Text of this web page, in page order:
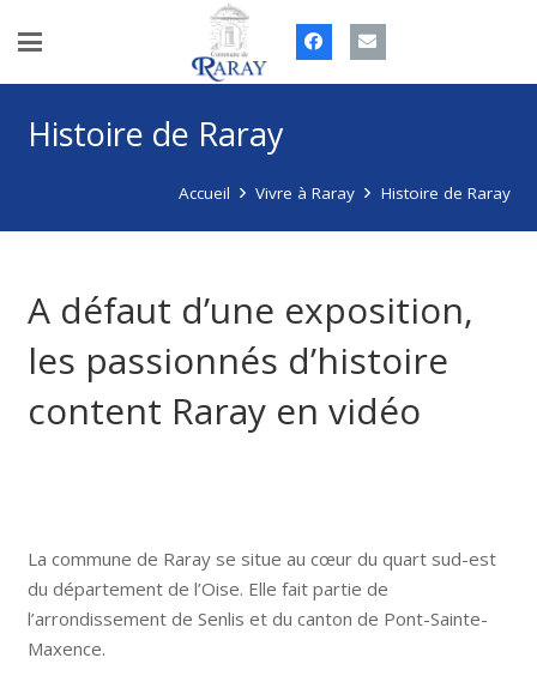
Histoire de Raray
Accueil Vivre à Raray Histoire de Raray
A défaut d’une exposition,
les passionnés d’histoire
content Raray en vidéo
La commune de Raray se situe au cœur du quart sud-est
du département de l’Oise. Elle fait partie de
l’arrondissement de Senlis et du canton de Pont-Sainte-
Maxence.